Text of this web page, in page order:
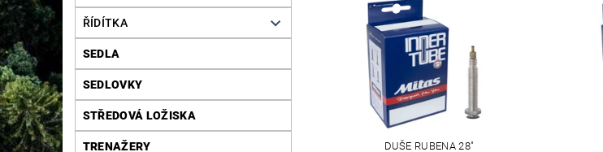
ŘÍDÍTKA
SEDLA
SEDLOVKY
STŘEDOVÁ LOŽISKA
TRENAŽERY DUŠE RUBENA 28"